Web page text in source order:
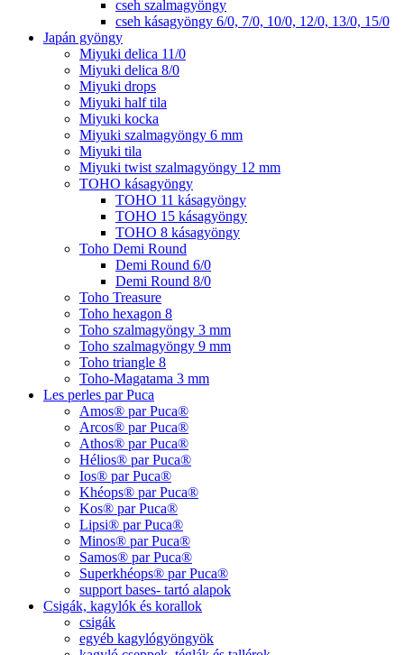
cseh szalmagyöngy
cseh kásagyöngy 6/0, 7/0, 10/0, 12/0, 13/0, 15/0
Japán gyöngy
Miyuki delica 11/0
Miyuki delica 8/0
Miyuki drops
Miyuki half tila
Miyuki kocka
Miyuki szalmagyöngy 6 mm
Miyuki tila
Miyuki twist szalmagyöngy 12 mm
TOHO kásagyöngy
TOHO 11 kásagyöngy
TOHO 15 kásagyöngy
TOHO 8 kásagyöngy
Toho Demi Round
Demi Round 6/0
Demi Round 8/0
Toho Treasure
Toho hexagon 8
Toho szalmagyöngy 3 mm
Toho szalmagyöngy 9 mm
Toho triangle 8
Toho-Magatama 3 mm
Les perles par Puca
Amos® par Puca®
Arcos® par Puca®
Athos® par Puca®
Hélios® par Puca®
Ios® par Puca®
Khéops® par Puca®
Kos® par Puca®
Lipsi® par Puca®
Minos® par Puca®
Samos® par Puca®
Superkhéops® par Puca®
support bases- tartó alapok
Csigák, kagylók és korallok
csigák
egyéb kagylógyöngyök